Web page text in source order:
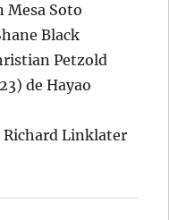
Mesa Soto
Black
Petzold
de Hayao
Richard Linklater